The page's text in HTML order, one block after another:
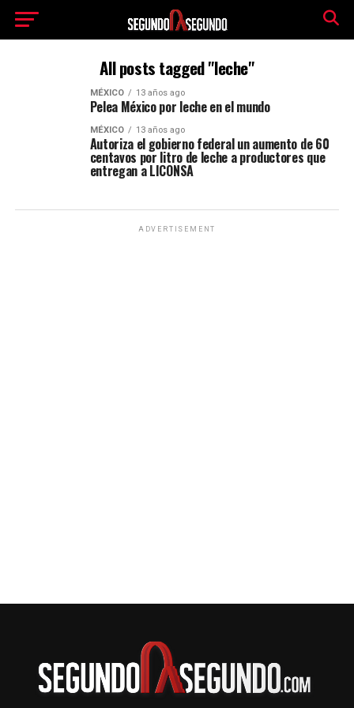
All posts tagged "leche"
MÉXICO 13 años ago
Pelea México por leche en el mundo
MÉXICO 13 años ago
Autoriza el gobierno federal un aumento de 60
centavos por litro de leche a productores que
entregan a LICONSA
ADVERTISEMENT